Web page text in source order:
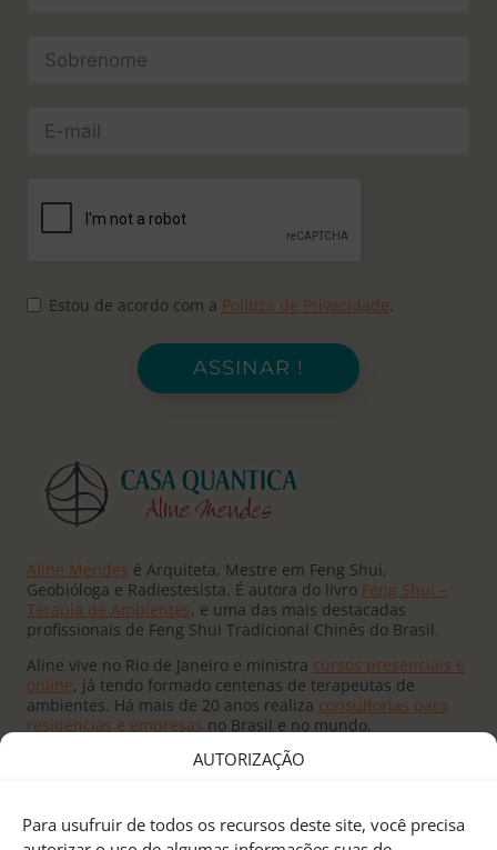
AUTORIZAÇÃO
Para usufruir de todos os recursos deste site, você precisa
Estou de acordo com a Política de Privacidade.
ASSINAR !
Aline Mendes é Arquiteta, Mestre em Feng Shui,
Geobióloga e Radiestesista. É autora do livro Feng Shui –
Terapia de Ambientes, e uma das mais destacadas
profissionais de Feng Shui Tradicional Chinês do Brasil.
Aline vive no Rio de Janeiro e ministra cursos presenciais e
online, já tendo formado centenas de terapeutas de
ambientes. Há mais de 20 anos realiza consultorias para
residências e empresas no Brasil e no mundo.